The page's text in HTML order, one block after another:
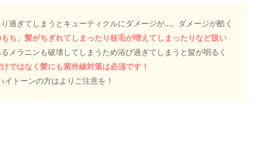
過ぎてしまうとキューティクルにダメージが…。ダメージが酷く
ち、髪がちぎれてしまったり枝毛が増えてしまったりなど扱い
メラニンも破壊してしまうため浴び過ぎてしまうと髪が明るく
ではなく髪にも紫外線対策は必須です！
トーンの方はよりご注意を！